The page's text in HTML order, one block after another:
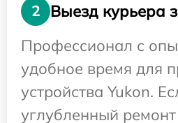
2
Выезд курьера
Профессионал с
удобное время для
устройства Yukon.
углубленный